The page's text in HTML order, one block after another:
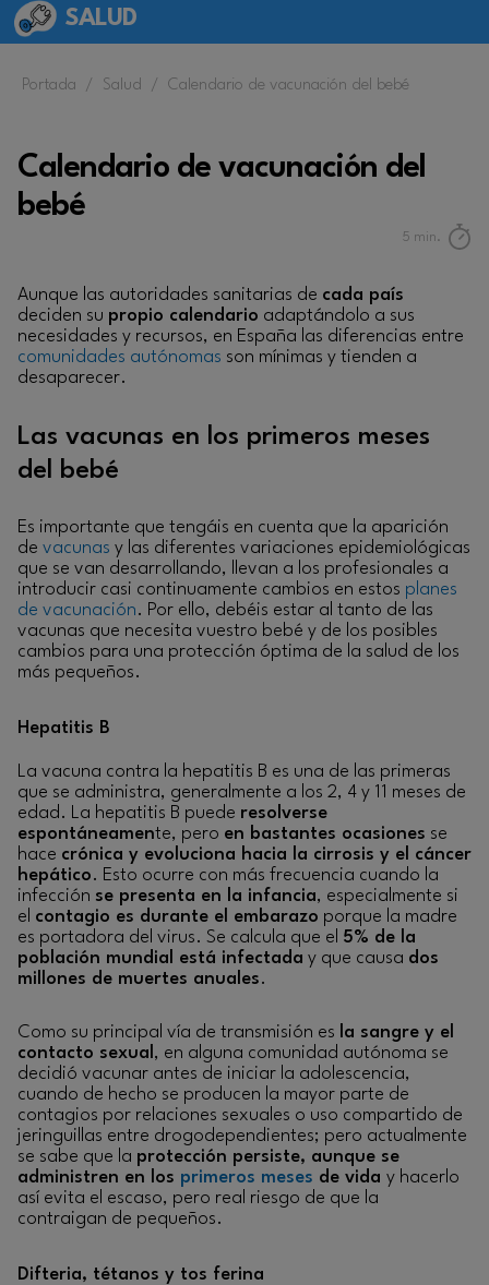
SALUD
Portada / Salud / Calendario de vacunación del bebé
Calendario de vacunación del
bebé
5 min.
Aunque las autoridades sanitarias de cada país
deciden su propio calendario adaptándolo a sus
necesidades y recursos, en España las diferencias entre
comunidades autónomas son mínimas y tienden a
desaparecer.
Las vacunas en los primeros meses
del bebé
Es importante que tengáis en cuenta que la aparición
de vacunas y las diferentes variaciones epidemiológicas
que se van desarrollando, llevan a los profesionales a
introducir casi continuamente cambios en estos planes
de vacunación. Por ello, debéis estar al tanto de las
vacunas que necesita vuestro bebé y de los posibles
cambios para una protección óptima de la salud de los
más pequeños.
Hepatitis B
La vacuna contra la hepatitis B es una de las primeras
que se administra, generalmente a los 2, 4 y 11 meses de
edad. La hepatitis B puede resolverse
espontáneamente, pero en bastantes ocasiones se
hace crónica y evoluciona hacia la cirrosis y el cáncer
hepático. Esto ocurre con más frecuencia cuando la
infección se presenta en la infancia, especialmente si
el contagio es durante el embarazo porque la madre
es portadora del virus. Se calcula que el 5% de la
población mundial está infectada y que causa dos
millones de muertes anuales.
Como su principal vía de transmisión es la sangre y el
contacto sexual , en alguna comunidad autónoma se
decidió vacunar antes de iniciar la adolescencia,
cuando de hecho se producen la mayor parte de
contagios por relaciones sexuales o uso compartido de
jeringuillas entre drogodependientes; pero actualmente
se sabe que la protección persiste, aunque se
administren en los primeros meses de vida y hacerlo
así evita el escaso, pero real riesgo de que la
contraigan de pequeños.
Difteria, tétanos y tos ferina